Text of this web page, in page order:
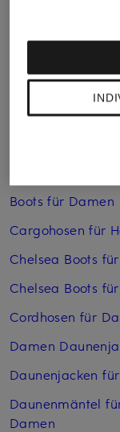
Boots für Damen
Cargohosen für
Chelsea Boots
Chelsea Boots
Cordhosen für
Damen
Daunenjacken
Daunenmäntel
Damen